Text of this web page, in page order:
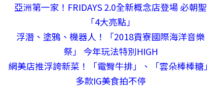
亞洲第一家！FRIDAYS 2.0全新概念店登場 必朝聖
「4大亮點」
浮潛、塗鴉、機器人！「2018貢寮國際海洋音樂
祭」 今年玩法特別HIGH
網美店推浮誇新菜！「電臀牛排」、「雲朵棒棒糖」
多款IG美食拍不停